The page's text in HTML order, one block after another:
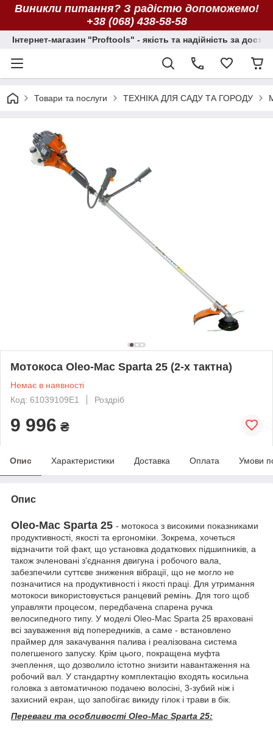
Виникли питання? З радістю допоможемо!
+38 (068) 438-58-58
Інтернет-магазин "Proftools" - якість та надійність за
Товари та послуги ТЕХНІКА ДЛЯ САДУ ТА ГОРОДУ
Мотокоса Oleo-Mac Sparta 25 (2-х тактна)
Немає в наявності
Код: 61039109E1
Роздріб
9 996 ₴
Опис Характеристики Доставка Оплата Умови
Опис
Oleo-Mac Sparta 25 - мотокоса з високими показниками
продуктивності, якості та ергономіки. Зокрема, хочеться
відзначити той факт, що установка додаткових підшипників, а
також зчленовані з'єднання двигуна і робочого вала,
забезпечили суттєве зниження вібрації, що не могло не
позначитися на продуктивності і якості праці. Для утримання
мотокоси використовується ранцевий ремінь. Для того щоб
управляти процесом, передбачена спарена ручка
велосипедного типу. У моделі Oleo-Mac Sparta 25 враховані
всі зауваження від попередників, а саме - встановлено
праймер для закачування палива і реалізована система
полегшеного запуску. Крім цього, покращена муфта
зчеплення, що дозволило істотно знизити навантаження на
робочий вал. У стандартну комплектацію входять косильна
головка з автоматичною подачею волосіні, 3-зубий ніж і
захисний екран, що запобігає викиду гілок і трави в бік.
Переваги та особливості Oleo-Mac Sparta 25: